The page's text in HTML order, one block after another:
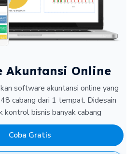
Akuntansi Online
software akuntansi online yang
cabang dari 1 tempat. Didesain
kontrol bisnis banyak cabang
Coba Gratis